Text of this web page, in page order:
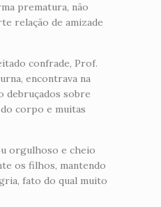
prematura, não
relação de amizade
confrade, Prof.
encontrava na
debruçados sobre
corpo e muitas
orgulhoso e cheio
os filhos, mantendo
fato do qual muito